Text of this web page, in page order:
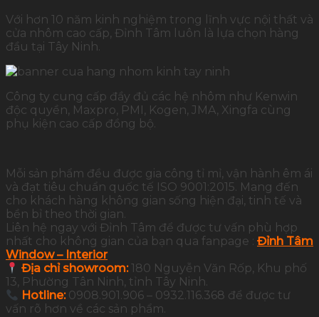
Với hơn 10 năm kinh nghiệm trong lĩnh vực nội thất và
cửa nhôm cao cấp, Đỉnh Tâm luôn là lựa chọn hàng
đầu tại Tây Ninh.
Công ty cung cấp đầy đủ các hệ nhôm như Kenwin
độc quyền, Maxpro, PMI, Kogen, JMA, Xingfa cùng
phụ kiện cao cấp đồng bộ.
Mỗi sản phẩm đều được gia công tỉ mỉ, vận hành êm ái
và đạt tiêu chuẩn quốc tế ISO 9001:2015. Mang đến
cho khách hàng không gian sống hiện đại, tinh tế và
bền bỉ theo thời gian.
Liên hệ ngay với Đỉnh Tâm để được tư vấn phù hợp
nhất cho không gian của bạn qua fanpage : Đỉnh Tâm
Window – Interior
Địa chỉ showroom:180 Nguyễn Văn Rốp, Khu phố
13, Phường Tân Ninh, tỉnh Tây Ninh.
Hotline: 0908.901.906 – 0932.116.368 để được tư
vấn rõ hơn về các sản phẩm.